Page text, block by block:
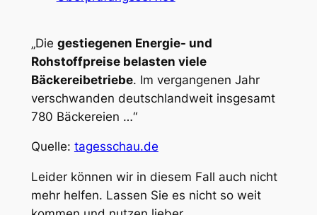
„Die gestiegenen Energie- und
Rohstoffpreise belasten viele
Bäckereibetriebe. Im vergangenen Jahr
verschwanden deutschlandweit insgesamt
780 Bäckereien …“
Quelle: tagesschau.de
Leider können wir in diesem Fall auch nicht
mehr helfen. Lassen Sie es nicht so weit